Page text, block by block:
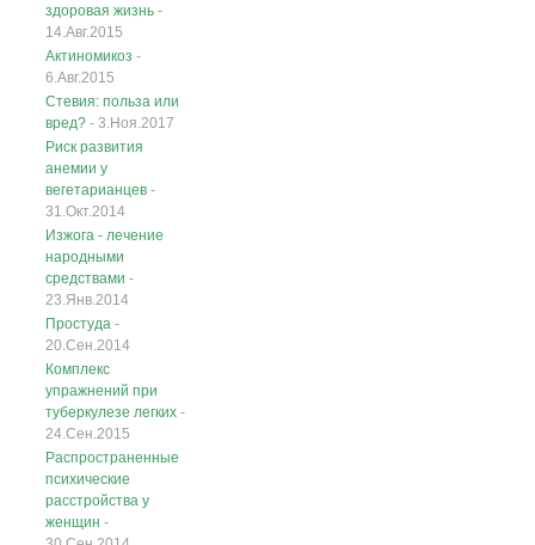
здоровая жизнь -
14.Авг.2015
Актиномикоз -
6.Авг.2015
Стевия: польза или
вред? - 3.Ноя.2017
Риск развития
анемии у
вегетарианцев -
31.Окт.2014
Изжога - лечение
народными
средствами -
23.Янв.2014
Простуда -
20.Сен.2014
Комплекс
упражнений при
туберкулезе легких -
24.Сен.2015
Распространенные
психические
расстройства у
женщин -